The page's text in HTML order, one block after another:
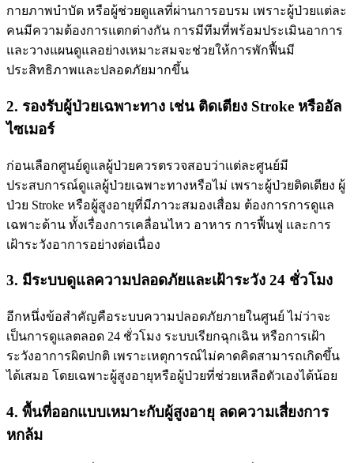
กายภาพบำบัด หรือผู้ช่วยดูแลที่ผ่านการอบรม เพราะผู้ป่วยแต่ละ
คนมีความต้องการแตกต่างกัน การมีทีมที่พร้อมประเมินอาการ
และวางแผนดูแลอย่างเหมาะสมจะช่วยให้การพักฟื้นมี
ประสิทธิภาพและปลอดภัยมากขึ้น
2. รองรับผู้ป่วยเฉพาะทาง เช่น ติดเตียง Stroke หรืออัล
ไซเมอร์
ก่อนเลือกศูนย์ดูแลผู้ป่วยควรตรวจสอบว่าแต่ละศูนย์มี
ประสบการณ์ดูแลผู้ป่วยเฉพาะทางหรือไม่ เพราะผู้ป่วยติดเตียง ผู้
ป่วย Stroke หรือผู้สูงอายุที่มีภาวะสมองเสื่อม ต้องการการดูแล
เฉพาะด้าน ทั้งเรื่องการเคลื่อนไหว อาหาร การฟื้นฟู และการ
เฝ้าระวังอาการอย่างต่อเนื่อง
3. มีระบบดูแลความปลอดภัยและเฝ้าระวัง 24 ชั่วโมง
อีกหนึ่งข้อสำคัญคือระบบความปลอดภัยภายในศูนย์ ไม่ว่าจะ
เป็นการดูแลตลอด 24 ชั่วโมง ระบบเรียกฉุกเฉิน หรือการเฝ้า
ระวังอาการผิดปกติ เพราะเหตุการณ์ไม่คาดคิดสามารถเกิดขึ้น
ได้เสมอ โดยเฉพาะผู้สูงอายุหรือผู้ป่วยที่ช่วยเหลือตัวเองได้น้อย
4. พื้นที่ออกแบบเหมาะกับผู้สูงอายุ ลดความเสี่ยงการ
หกล้ม